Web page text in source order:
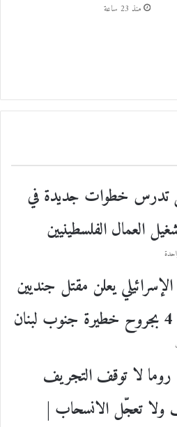
منذ 23 ساعة
تدرس خطوات جديدة في
العمال الفلسطينيين
يعلن مقتل جنديين
روما لا توقف التجريف
ولا تعجّل الانسحاب |